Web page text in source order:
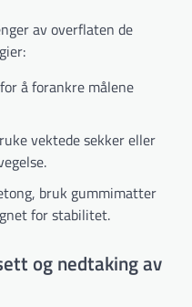
av overflaten de
å forankre målene
vektede sekker eller
bruk gummimatter
for stabilitet.
og nedtaking av